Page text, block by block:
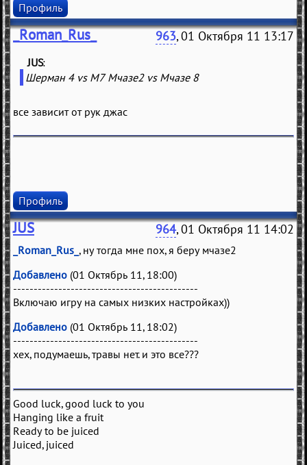
Профиль
_Roman_Rus_ 963, 01 Октября 11 13:17
(JUS
Шерман 4 vs М7 Мчазе2 vs Мчазе 8
все зависит от рук джас
Профиль
JUS 964, 01 Октября 11 14:02
_Roman_Rus_ , ну тогда мне пох, я беру мчазе2
Добавлено (01 Октябрь 11, 18:00)
---------------------------------------------
Включаю игру на самых низких настройках))
Добавлено (01 Октябрь 11, 18:02)
---------------------------------------------
хех, подумаешь, травы нет. и это все???
Good luck, good luck to you
Hanging like a fruit
Ready to be juiced
Juiced, juiced